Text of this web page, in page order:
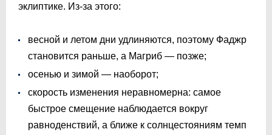
эклиптике. Из-за этого:
весной и летом дни удлиняются, поэтому Фаджр
становится раньше, а Магриб — позже;
осенью и зимой — наоборот;
скорость изменения неравномерна: самое
быстрое смещение наблюдается вокруг
равноденствий, а ближе к солнцестояниям темп